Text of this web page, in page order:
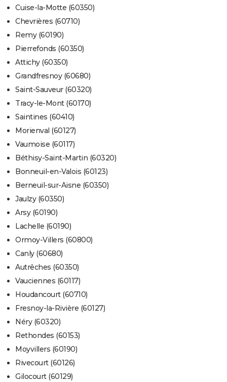
Cuise-la-Motte (60350)
Chevrières (60710)
Remy (60190)
Pierrefonds (60350)
Attichy (60350)
Grandfresnoy (60680)
Saint-Sauveur (60320)
Tracy-le-Mont (60170)
Saintines (60410)
Morienval (60127)
Vaumoise (60117)
Béthisy-Saint-Martin (60320)
Bonneuil-en-Valois (60123)
Berneuil-sur-Aisne (60350)
Jaulzy (60350)
Arsy (60190)
Lachelle (60190)
Ormoy-Villers (60800)
Canly (60680)
Autrêches (60350)
Vauciennes (60117)
Houdancourt (60710)
Fresnoy-la-Rivière (60127)
Néry (60320)
Rethondes (60153)
Moyvillers (60190)
Rivecourt (60126)
Gilocourt (60129)